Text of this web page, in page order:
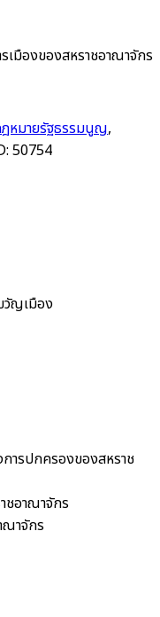
มืองของสหราชอาณาจักร
หมายรัฐธรรมนูญ,
50754
วัญเมือง
ารปกครองของสหราช
อาณาจักร
าจักร